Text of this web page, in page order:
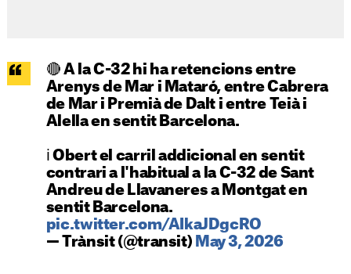
🔴 A la C-32 hi ha retencions entre
Arenys de Mar i Mataró, entre Cabrera
de Mar i Premià de Dalt i entre Teià i
Alella en sentit Barcelona.
ℹ Obert el carril addicional en sentit
contrari a l'habitual a la C-32 de Sant
Andreu de Llavaneres a Montgat en
sentit Barcelona.
pic.twitter.com/AIkaJDgcRO
— Trànsit (@transit) May 3, 2026